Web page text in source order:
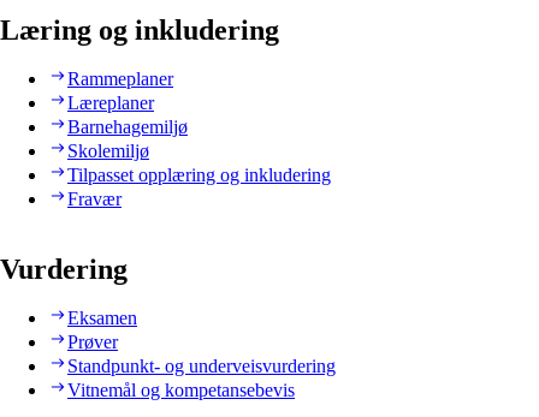
Læring og inkludering
Rammeplaner
Læreplaner
Barnehagemiljø
Skolemiljø
Tilpasset opplæring og inkludering
Fravær
Vurdering
Eksamen
Prøver
Standpunkt- og underveisvurdering
Vitnemål og kompetansebevis